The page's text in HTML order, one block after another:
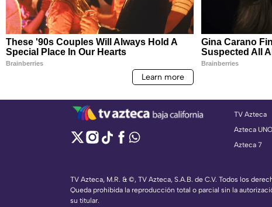
TV Azteca
Azteca UNO
Azteca 7
TV Azteca, M.R. & ©, TV Azteca, S.A.B. de C.V. Todos los
Queda prohibida la reproducción total o parcial sin la
su titular.